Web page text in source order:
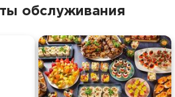
обслуживания